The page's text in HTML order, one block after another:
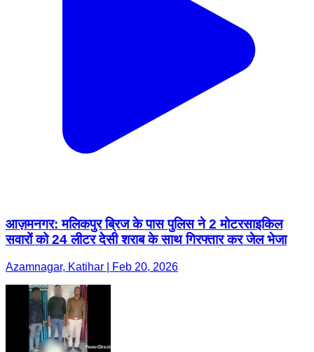
आज़मनगर: मलिकपुर ब्रिज के पास पुलिस ने 2 मोटरसाइकिल
सवारों को 24 लीटर देसी शराब के साथ गिरफ्तार कर जेल भेजा
Azamnagar, Katihar | Feb 20, 2026